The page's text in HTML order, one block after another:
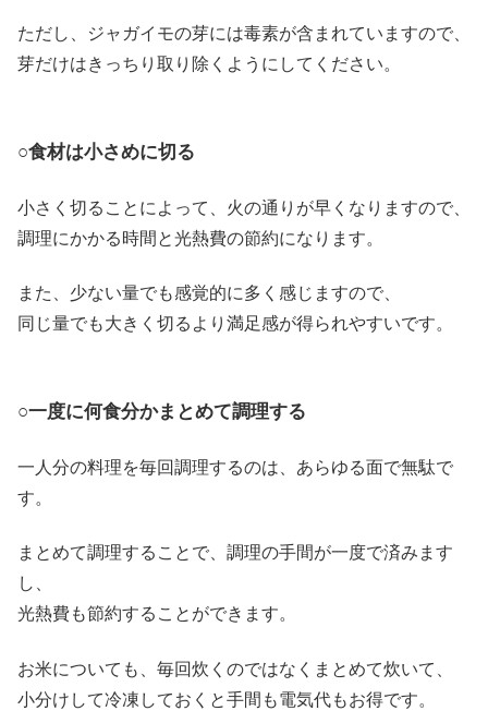
ただし、ジャガイモの芽には毒素が含まれていますので、
芽だけはきっちり取り除くようにしてください。
○食材は小さめに切る
小さく切ることによって、火の通りが早くなりますので、
調理にかかる時間と光熱費の節約になります。
また、少ない量でも感覚的に多く感じますので、
同じ量でも大きく切るより満足感が得られやすいです。
○一度に何食分かまとめて調理する
一人分の料理を毎回調理するのは、あらゆる面で無駄で
す。
まとめて調理することで、調理の手間が一度で済みます
し、
光熱費も節約することができます。
お米についても、毎回炊くのではなくまとめて炊いて、
小分けして冷凍しておくと手間も電気代もお得です。